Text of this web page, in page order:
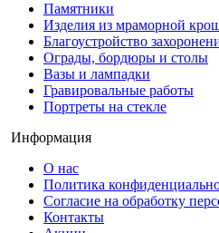
Памятники
Изделия из мраморной
Благоустройство
Ограды, бордюры и столы
Вазы и лампадки
Гравировальные работы
Портреты на стекле
Информация
О нас
Политика
Согласие на обработку
Контакты